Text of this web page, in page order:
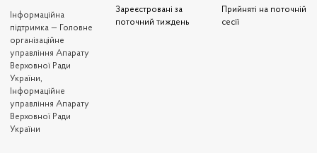
Iнформаційна
підтримка — Головне
організаційне
управління Апарату
Верховної Ради
України,
Інформаційне
управління Апарату
Верховної Ради
України
Зареєстровані за
поточний тиждень
Прийняті на поточній
сесії